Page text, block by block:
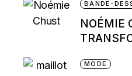
BANDE-
NOÉMIE
MODE